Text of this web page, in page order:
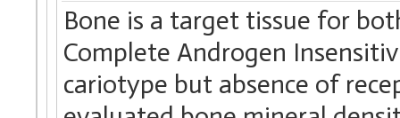
Bone is a target tissue for
Complete Androgen
cariotype but absence of